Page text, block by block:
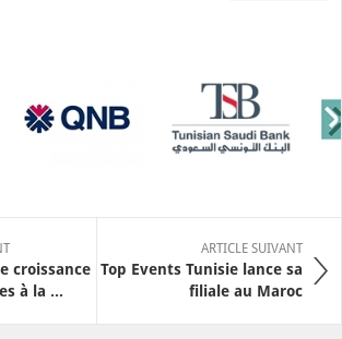
croissance
à la ...
ARTICLE SUIVANT
Top Events Tunisie lance sa
filiale au Maroc